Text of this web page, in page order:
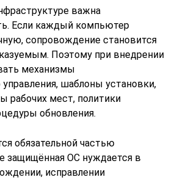
важна
Если каждый компьютер
сопровождение становится
Поэтому при внедрении
механизмы
управления, шаблоны установки,
рабочих мест, политики
обновления.
обязательной частью
защищённая ОС нуждается в
исправлении